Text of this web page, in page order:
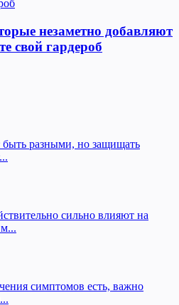
незаметно добавляют
свой гардероб
разными, но защищать
сильно влияют на
симптомов есть, важно